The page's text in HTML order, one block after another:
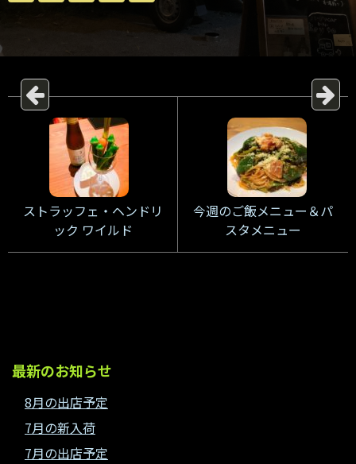
ストラッフェ・ヘンドリ
ック ワイルド
今週のご飯メニュー＆パ
スタメニュー
最新のお知らせ
8月の出店予定
7月の新入荷
7月の出店予定